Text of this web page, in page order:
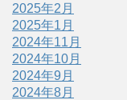
2025年2月
2025年1月
2024年11月
2024年10月
2024年9月
2024年8月